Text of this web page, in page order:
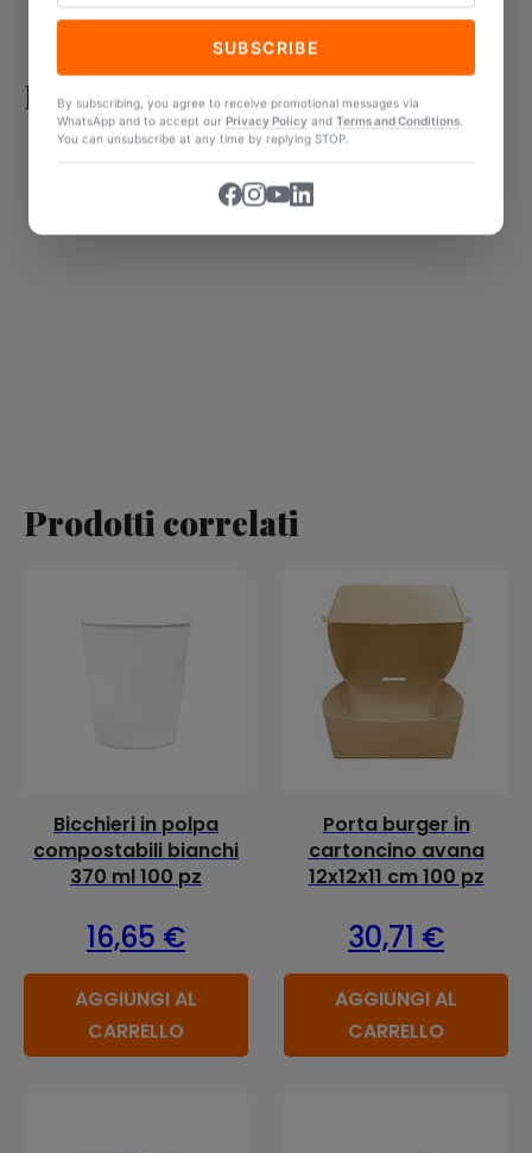
Recensioni
Prodotti correlati
Bicchieri in polpa
compostabili bianchi
370 ml 100 pz
16,65 €
AGGIUNGI AL
CARRELLO
Porta burger in
cartoncino avana
12x12x11 cm 100 pz
30,71 €
AGGIUNGI AL
CARRELLO
SUBSCRIBE
By subscribing, you agree to receive promotional messages via
WhatsApp and to accept our Privacy Policy and Terms and Conditions.
You can unsubscribe at any time by replying STOP.